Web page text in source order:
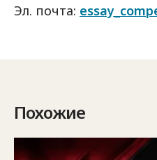
Эл. почта:
Похожие